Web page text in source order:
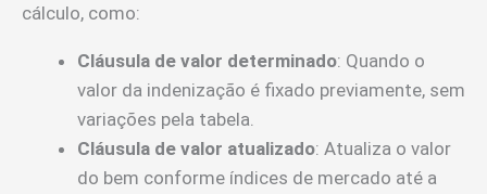
cálculo, como:
Cláusula de valor determinado: Quando o
valor da indenização é fixado previamente, sem
variações pela tabela.
Cláusula de valor atualizado: Atualiza o valor
do bem conforme índices de mercado até a